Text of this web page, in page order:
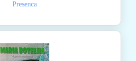
Presenca